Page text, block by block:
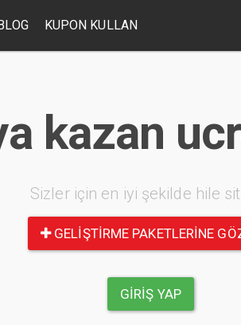
KUPON KULLAN
kazan
Sizler için en iyi şekilde hile
GELIŞTIRME PAKETLERINE
GIRIŞ YAP